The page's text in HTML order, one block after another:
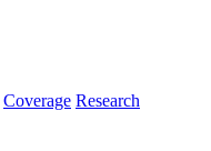
Coverage Research